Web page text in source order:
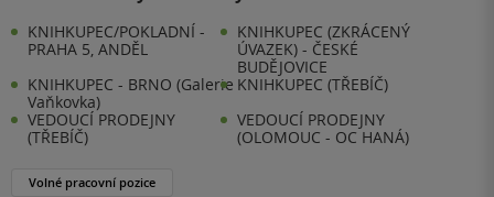
KNIHKUPEC/POKLADNÍ -
PRAHA 5, ANDĚL
KNIHKUPEC (ZKRÁCENÝ
ÚVAZEK) - ČESKÉ
BUDĚJOVICE
KNIHKUPEC - BRNO (Galerie
Vaňkovka)
KNIHKUPEC (TŘEBÍČ)
VEDOUCÍ PRODEJNY
(TŘEBÍČ)
VEDOUCÍ PRODEJNY
(OLOMOUC - OC HANÁ)
Volné pracovní pozice